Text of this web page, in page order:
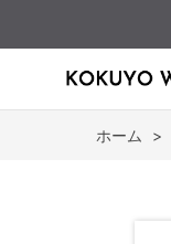
ホーム >